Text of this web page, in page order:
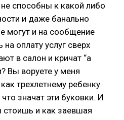
способны к какой либо
и даже банально
могут и на сообщение
оплату услуг сверх
в салон и кричат “а
Вы воруете у меня
трехлетнему ребенку
значат эти буковки. И
стоишь и как заевшая